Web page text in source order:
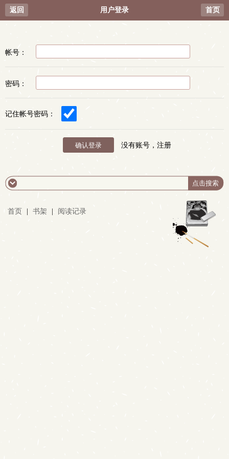
返回 用户登录 首页
帐号：
密码：
记住帐号密码：
没有账号，注册
首页 书架 阅读记录